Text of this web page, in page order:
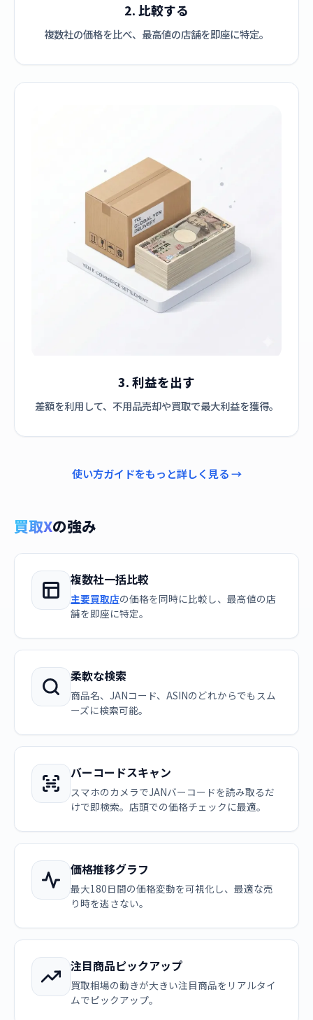
2. 比較する
複数社の価格を比べ、最高値の店舗を即座に特定。
3. 利益を出す
差額を利用して、不用品売却や買取で最大利益を獲得。
使い方ガイドをもっと詳しく見る →
買取Xの強み
複数社一括比較
主要買取店の価格を同時に比較し、最高値の店
舗を即座に特定。
柔軟な検索
商品名、JANコード、ASINのどれからでもスム
ーズに検索可能。
バーコードスキャン
スマホのカメラでJANバーコードを読み取るだ
けで即検索。店頭での価格チェックに最適。
価格推移グラフ
最大180日間の価格変動を可視化し、最適な売
り時を逃さない。
注目商品ピックアップ
買取相場の動きが大きい注目商品をリアルタイ
ムでピックアップ。